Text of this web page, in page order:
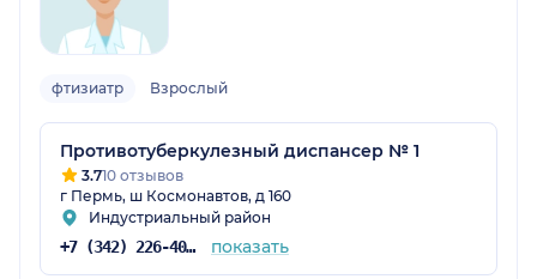
фтизиатр Взрослый
Противотуберкулезный диспансер № 1
3.710 отзывов
г Пермь, ш Космонавтов, д 160
Индустриальный район
+7 (342) 226-40-14 показать